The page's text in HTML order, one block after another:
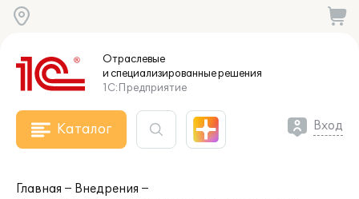
Отраслевые
и специализированныерешения
1С:Предприятие
Каталог Вход
Главная
Внедрения